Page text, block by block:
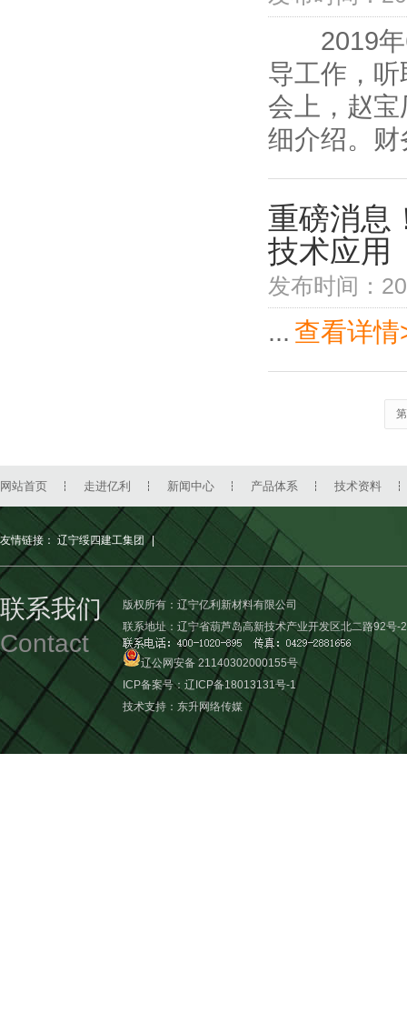
2019年6
导工作，
会上，赵
细介绍。
重磅消息
技术应用
发布时间：
... 查看详情
网站首页 走进亿利 新闻中心 产品体系 技术资料
友情链接： 辽宁绥四建工集团 |
联系我们
Contact
版权所有：辽宁亿利新材料有限公司
联系地址：辽宁省葫芦岛高新技术产业开发区北二路92号-2
辽公网安备 21140302000155号
ICP备案号： 辽ICP备18013131号-1
技术支持： 东升网络传媒